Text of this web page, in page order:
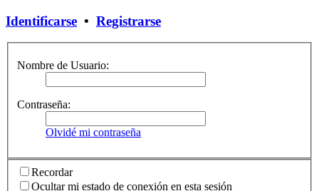
Identificarse • Registrarse
Nombre de Usuario:
Contraseña:
Olvidé mi contraseña
Recordar
Ocultar mi estado de conexión en esta sesión